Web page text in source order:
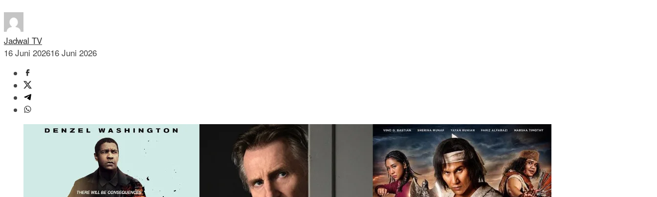
Jadwal TV
16 Juni 202616 Juni 2026